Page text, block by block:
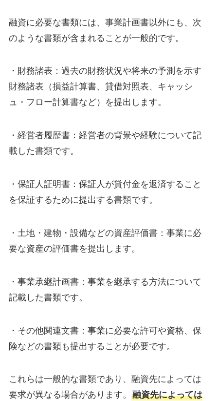
融資に必要な書類には、事業計画書以外にも、次
のような書類が含まれることが一般的です。
・財務諸表：過去の財務状況や将来の予測を示す
財務諸表（損益計算書、貸借対照表、キャッシ
ュ・フロー計算書など）を提出します。
・経営者履歴書：経営者の背景や経験について記
載した書類です。
・保証人証明書：保証人が貸付金を返済すること
を保証するために提出する書類です。
・土地・建物・設備などの資産評価書：事業に必
要な資産の評価書を提出します。
・事業承継計画書：事業を継承する方法について
記載した書類です。
・その他関連文書：事業に必要な許可や資格、保
険などの書類も提出することが必要です。
これらは一般的な書類であり、融資先によっては
要求が異なる場合があります。 融資先によっては